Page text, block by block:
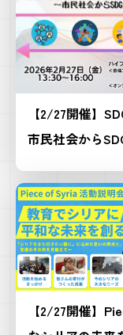
【2/27開催】
市民社会から
【2/27開催】